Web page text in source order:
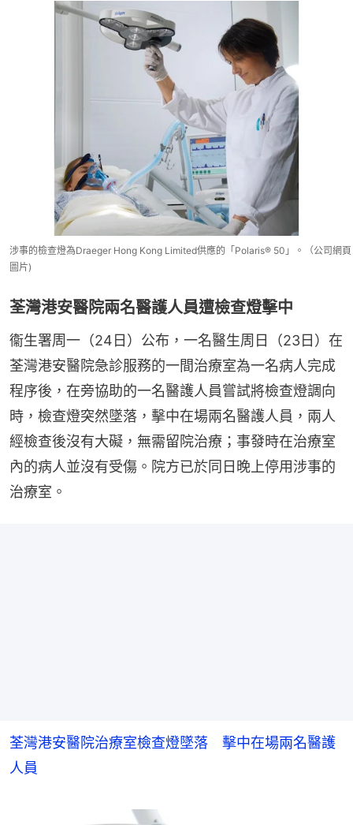
涉事的檢查燈為Draeger Hong Kong Limited供應的「Polaris® 50」。（公司網頁
圖片)
荃灣港安醫院兩名醫護人員遭檢查燈擊中
衞生署周一（24日）公布，一名醫生周日（23日）在
荃灣港安醫院急診服務的一間治療室為一名病人完成
程序後，在旁協助的一名醫護人員嘗試將檢查燈調向
時，檢查燈突然墜落，擊中在場兩名醫護人員，兩人
經檢查後沒有大礙，無需留院治療；事發時在治療室
內的病人並沒有受傷。院方已於同日晚上停用涉事的
治療室。
荃灣港安醫院治療室檢查燈墜落 擊中在場兩名醫護
人員